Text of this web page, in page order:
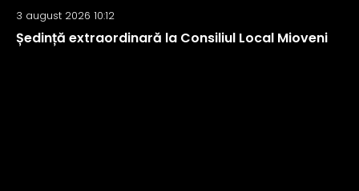
3 august 2026 10:12
Ședință extraordinară la Consiliul Local Mioveni